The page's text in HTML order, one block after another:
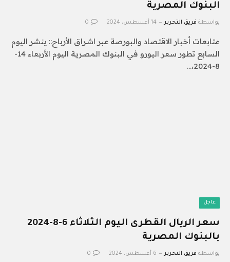
البنوك المصرية
بواسطة فريق التحرير 14 أغسطس، 2024 0
متابعات أخبار الاقتصاد والبورصة عبر اشراق الأرباح:: ينشر اليوم
السابع تطور سعر اليورو في البنوك المصرية اليوم الأربعاء 14-
8-2024،…
عاجل
سعر الريال القطرى اليوم الثلاثاء 6-8-2024
بالبنوك المصرية
بواسطة فريق التحرير 6 أغسطس، 2024 0